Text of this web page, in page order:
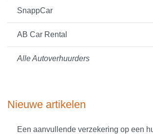
SnappCar
AB Car Rental
Alle Autoverhuurders
Nieuwe artikelen
Een aanvullende verzekering op een